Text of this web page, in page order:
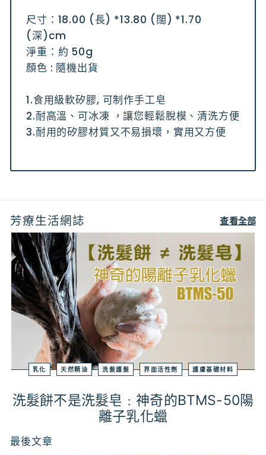
尺寸：18.00 (長) *13.80 (闊) *1.70
(深)cm
淨重：約 50g
顏色 : 隨機出貨
1.食用級軟矽膠, 可制作手工皂
2.耐高溫、可冰凍 ，讓您輕鬆脫模、清洗方便
3.耐用的矽膠材質又不易損壞，實用又方便
芳療生活網誌 查看全部
乳化 天然精油 洗髮護髮 界面活性劑 護膚基礎材料
洗髮餅不是洗髮皂﹕神奇的BTMS-50陽
離子乳化蠟
最後文章